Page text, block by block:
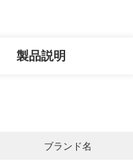
製品説明
ブランド名